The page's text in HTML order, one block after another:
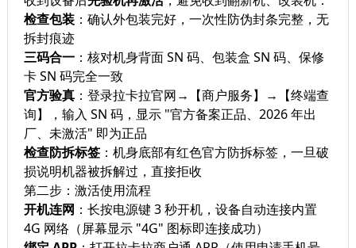
检查包装：确认外包装完好，一次性防伪封条完整，无
拆封痕迹
三码合一：核对机身背面 SN 码、包装盒 SN 码、保修
卡 SN 码完全一致
官方验真：登录拉卡拉官网→【商户服务】→【终端查
询】，输入 SN 码，显示 "官方备案正品、2026 年出
厂、未激活" 即为正品
检查防拆标签：机身底部有红色官方防拆标签，一旦破
损说明机器被拆解过，直接拒收
第二步：激活使用流程
开机连网 ：长按电源键 3 秒开机，设备自动连接内置
4G 网络（屏幕显示 "4G" 图标即连接成功）